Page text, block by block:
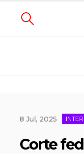
8 Jul, 2025
Corte